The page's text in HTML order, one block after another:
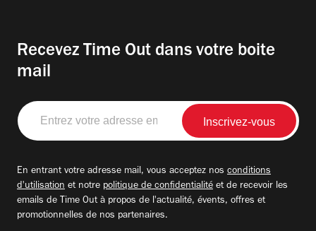
Recevez Time Out dans votre boite
mail
Entrez
votre
adresse
En entrant votre adresse mail, vous acceptez nos conditions
d'utilisation et notre politique de confidentialité et de recevoir les
emails de Time Out à propos de l'actualité, évents, offres et
promotionnelles de nos partenaires.